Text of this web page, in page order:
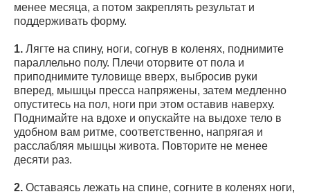
менее месяца, а потом закреплять результат и
поддерживать форму.
1. Лягте на спину, ноги, согнув в коленях, поднимите
параллельно полу. Плечи оторвите от пола и
приподнимите туловище вверх, выбросив руки
вперед, мышцы пресса напряжены, затем медленно
опуститесь на пол, ноги при этом оставив наверху.
Поднимайте на вдохе и опускайте на выдохе тело в
удобном вам ритме, соответственно, напрягая и
расслабляя мышцы живота. Повторите не менее
десяти раз.
2. Оставаясь лежать на спине, согните в коленях ноги,